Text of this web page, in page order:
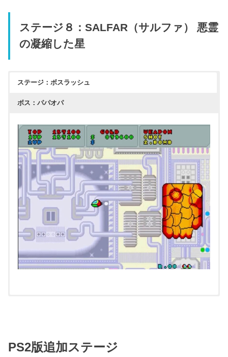
ステージ８：SALFAR（サルファ） 悪霊
の凝縮した星
ステージ：ボスラッシュ
ボス：パパオパ
PS2版追加ステージ